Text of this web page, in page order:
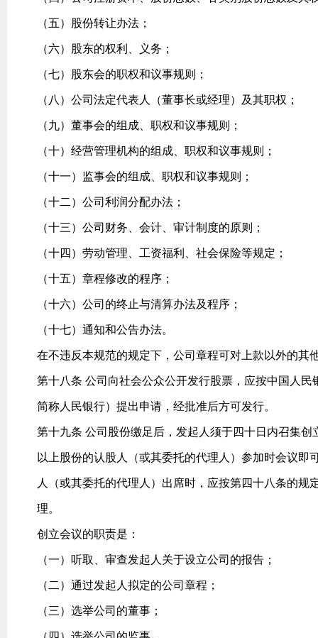
（五）股份转让办法；
（六）股东的权利、义务；
（七）股东会的职权和议事规则；
（八）公司法定代表人（董事长或经理）及其职权；
（九）董事会的组成、职权和议事规则；
（十）经营管理机构的组成、职权和议事规则；
（十一）监事会的组成、职权和议事规则；
（十二）公司利润分配办法；
（十三）公司财务、会计、审计制度的原则；
（十四）劳动管理、工资福利、社会保险等规定；
（十五）章程修改的程序；
（十六）公司的终止与清算办法及程序；
（十七）通知和公告办法。
在不违反本规范的规定下，公司章程可对上款以外的其
第十八条 公司向社会公众公开发行股票，应按中国人
简称人民银行）提出申请，经批准后方可发行。
第十九条 公司股份缴足后，发起人须于四十日内召集
以上股份的认股人（或其委托的代理人）参加时会议
人（或其委托的代理人）出席时，应按第四十八条的规
理。
创立会议的职责是：
（一）听取、审查发起人关于设立公司的报告；
（二）通过发起人拟定的公司章程；
（三）选举公司的董事；